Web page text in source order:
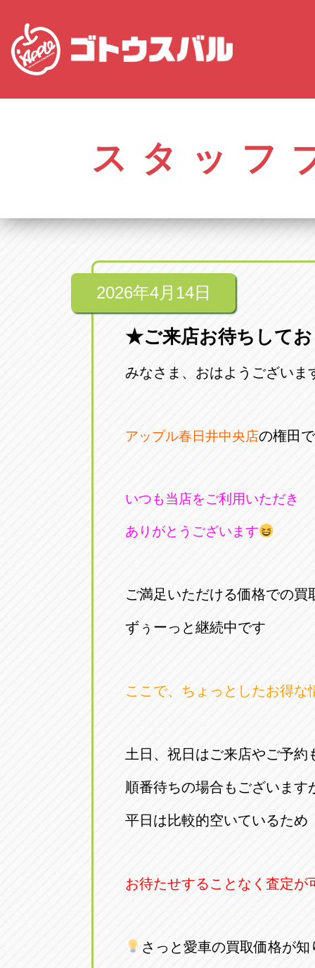
アップル
0561-84-
アップル
0586-28-
アップル
アップル
0566-43-
アップル
0561-53-
アップル
0587-66-
052-400-
愛知県春日井市柏井町4-43-1
アップル春日井中央店
愛知県瀬戸市美濃池町29-1
アップル一宮22号店
愛知県一宮市朝日3-4-12
アップル春日井店
アップル名岐バイパス春日店
愛知県碧南市立山町4-32-1
アップル常滑店
愛知県尾張旭市印場元町5-2-8
アップル岩倉店
愛知県岩倉市大地町長田35-1
愛知県清須市春日砂賀東114
三重
スタッフ
2026年4月14日
★ご来店お待ちして
みなさま、おはようございま
アップル春日井中央店の権田
いつも当店をご利用いただき
ありがとうございます
ご満足いただける価格での買
ずぅーっと継続中です
ここで、ちょっとしたお得な
土日、祝日はご来店やご予約
順番待ちの場合もございます
平日は比較的空いているため
お待たせすることなく査定
さっと愛車の買取価格が知